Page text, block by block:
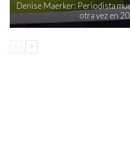
Denise Maerker: Periodista
otra vez en